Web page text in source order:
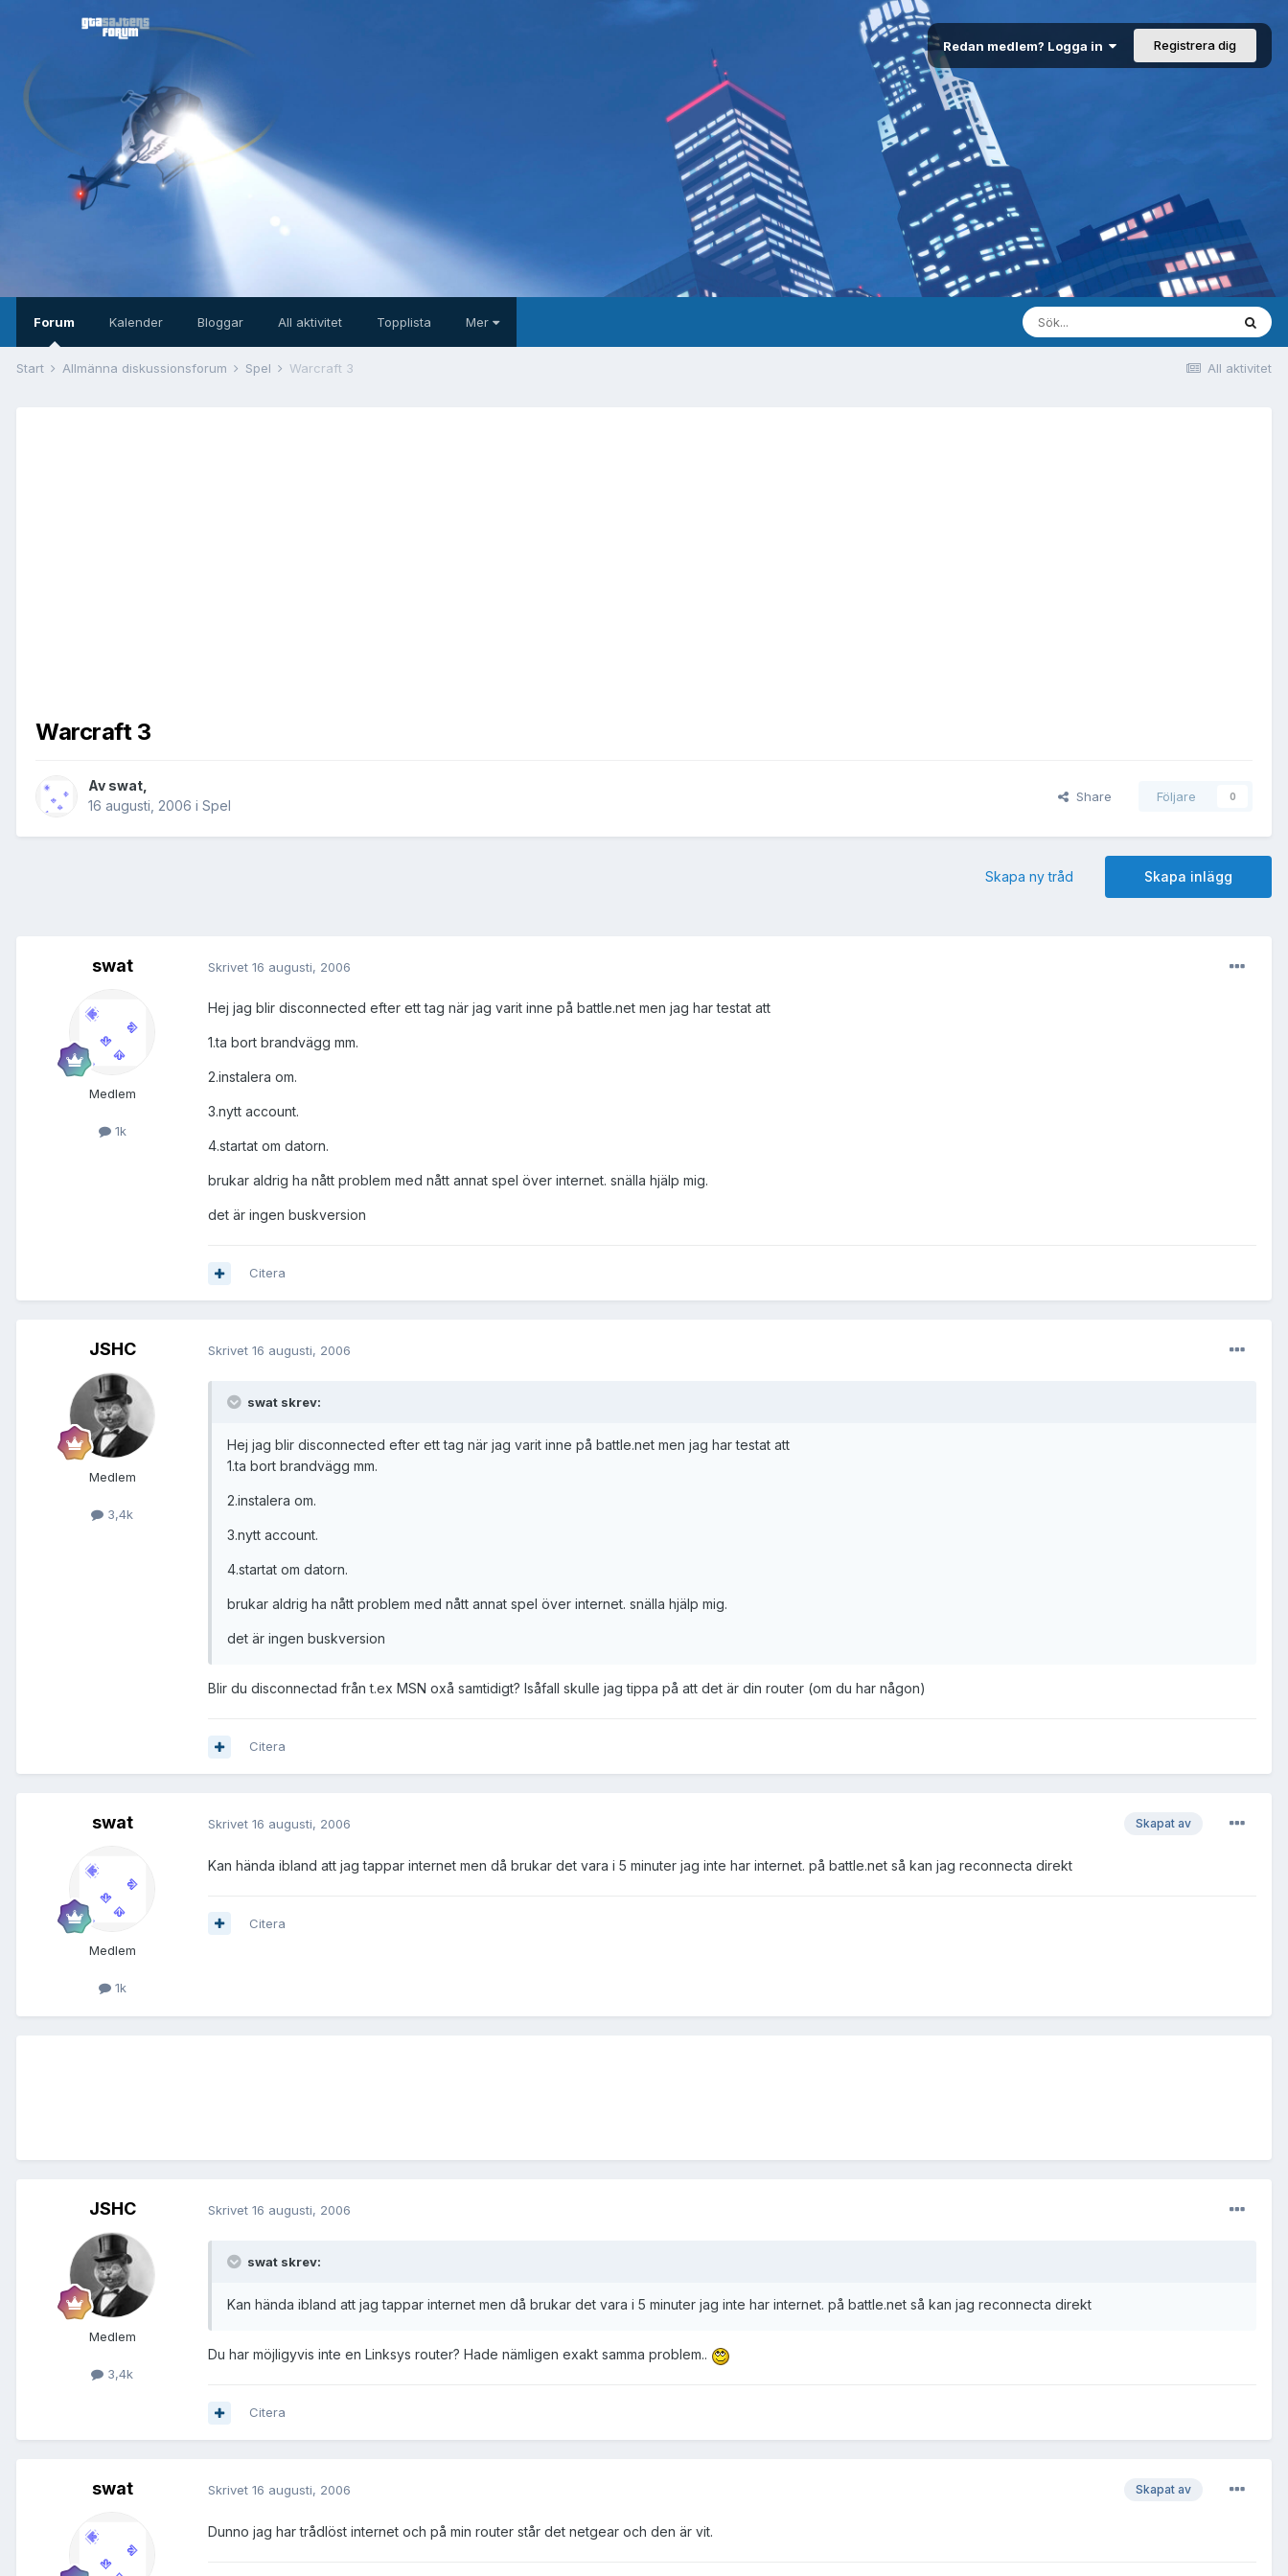
Redan medlem? Logga in Registrera dig
Forum Kalender Bloggar All aktivitet Topplista Mer
All aktivitet
Start Allmänna diskussionsforum Spel Warcraft 3
Warcraft 3
Av swat
16 augusti, 2006 i Spel
Share Följare 0
Skapa inlägg
Skapa ny tråd
swat
Medlem
1k
Skrivet 16 augusti, 2006
Hej jag blir disconnected efter ett tag när jag varit inne på battle.net men jag har testat att
1.ta bort brandvägg mm.
2.instalera om.
3.nytt account.
4.startat om datorn.
brukar aldrig ha nått problem med nått annat spel över internet. snälla hjälp mig.
det är ingen buskversion
Citera
JSHC
Medlem
3,4k
Skrivet 16 augusti, 2006
swat skrev:
Hej jag blir disconnected efter ett tag när jag varit inne på battle.net men jag har testat att
1.ta bort brandvägg mm.
2.instalera om.
3.nytt account.
4.startat om datorn.
brukar aldrig ha nått problem med nått annat spel över internet. snälla hjälp mig.
det är ingen buskversion
Blir du disconnectad från t.ex MSN oxå samtidigt? Isåfall skulle jag tippa på att det är din router (om du har någon)
Citera
swat
Medlem
1k
Skapat av
Skrivet 16 augusti, 2006
Kan hända ibland att jag tappar internet men då brukar det vara i 5 minuter jag inte har internet. på battle.net så kan jag reconnecta direkt
Citera
JSHC
Medlem
3,4k
Skrivet 16 augusti, 2006
swat skrev:
Kan hända ibland att jag tappar internet men då brukar det vara i 5 minuter jag inte har internet. på battle.net så kan jag reconnecta direkt
Du har möjligyvis inte en Linksys router? Hade nämligen exakt samma problem..
Citera
swat Skapat av
Skrivet 16 augusti, 2006
Dunno jag har trådlöst internet och på min router står det netgear och den är vit.